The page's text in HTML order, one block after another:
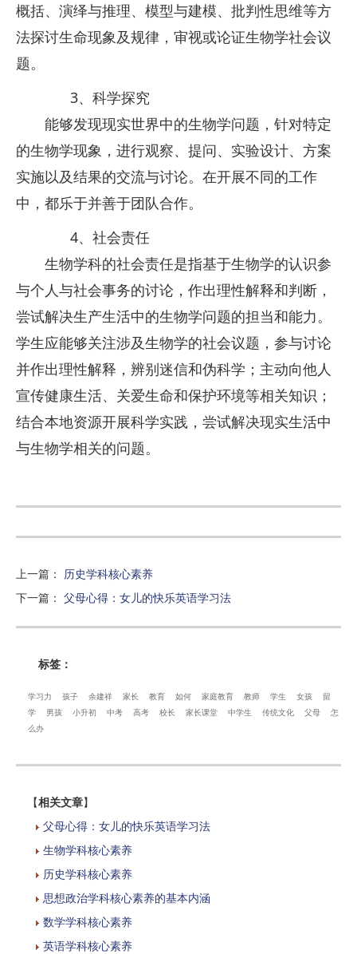
概括、演绎与推理、模型与建模、批判性思维等方
法探讨生命现象及规律，审视或论证生物学社会议
题。
3、科学探究
能够发现现实世界中的生物学问题，针对特定
的生物学现象，进行观察、提问、实验设计、方案
实施以及结果的交流与讨论。在开展不同的工作
中，都乐于并善于团队合作。
4、社会责任
生物学科的社会责任是指基于生物学的认识参
与个人与社会事务的讨论，作出理性解释和判断，
尝试解决生产生活中的生物学问题的担当和能力。
学生应能够关注涉及生物学的社会议题，参与讨论
并作出理性解释，辨别迷信和伪科学；主动向他人
宣传健康生活、关爱生命和保护环境等相关知识；
结合本地资源开展科学实践，尝试解决现实生活中
与生物学相关的问题。
上一篇 ： 历史学科核心素养
下一篇 ： 父母心得：女儿的快乐英语学习法
标签：
学习力 孩子 余建祥 家长 教育 如何 家庭教育 教师 学生 女孩
留
学
男孩 小升初 中考 高考 校长 家长课堂 中学生 传统文化 父母
怎
么办
【相关文章】
父母心得：女儿的快乐英语学习法
生物学科核心素养
历史学科核心素养
思想政治学科核心素养的基本内涵
数学学科核心素养
英语学科核心素养